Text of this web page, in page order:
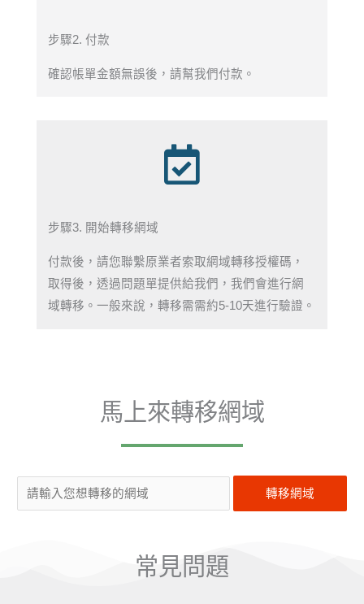
步驟2. 付款
確認帳單金額無誤後，請幫我們付款。
步驟3. 開始轉移網域
付款後，請您聯繫原業者索取網域轉移授權碼，
取得後，透過問題單提供給我們，我們會進行網
域轉移。一般來說，轉移需需約5-10天進行驗證。
馬上來轉移網域
常見問題